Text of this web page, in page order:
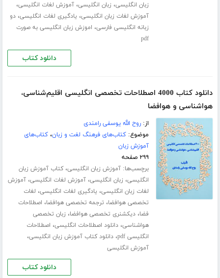
زبان انگلیسی، زبان انگلیسی،آموزش لغات انگلیسی،
آموزش لغات زبان انگلیسی، یادگیری لغات انگلیسی،دو
زبانه انگلیسی فارسی، اموزش زبان انگلیسی به صورت
pdf
دانلود کتاب
دانلود کتاب 4000 اصطلاحات تخصصی انگلیسی اقلیم‌شناسی،
هواشناسی و هوافضا
از:روح الله یوسفی رامندی
موضوع:کتاب‌های فرهنگ لغت و زبان،کتاب‌های
آموزش زبان
۲۹۹ صفحه
برچسب‌ها:آموزش زبان انگلیسی،کتاب آموزش زبان
انگلیسی، زبان انگلیسی،آموزش لغات انگلیسی،آموزش
لغات زبان انگلیسی، یادگیری لغات انگلیسی، لغات
تخصصی هوافضا، ترجمه تخصصی هوافضا، اصطلاحات
فضا،دیکشنری تخصصی هوافضا، زبان تخصصی
هواشناسی،دانلود اصطلاحات انگلیسی، اصطلاحات
انگلیسی pdf
،دانلود کتاب آموزش زبان انگلیسی،
آموزش انگلیسی
دانلود کتاب